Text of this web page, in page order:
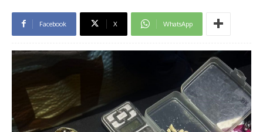
Facebook X WhatsApp